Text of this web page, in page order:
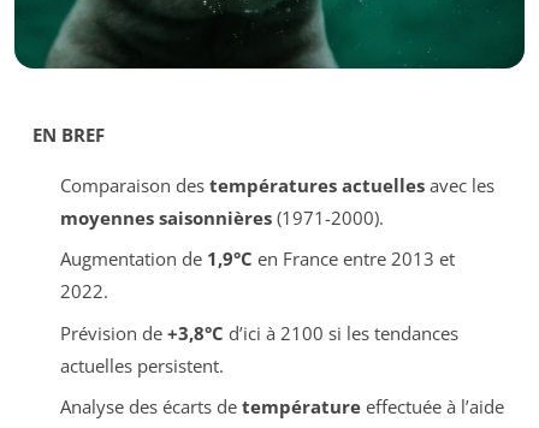
EN BREF
Comparaison des températures actuellesavec les
moyennes saisonnières(1971-2000).
Augmentation de 1,9°C en France entre 2013 et
2022.
Prévision de +3,8°C d’ici à 2100 si les tendances
actuelles persistent.
Analyse des écarts de températureeffectuée à l’aide